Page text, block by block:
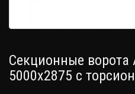
Секционные ворота
5000x2875 с